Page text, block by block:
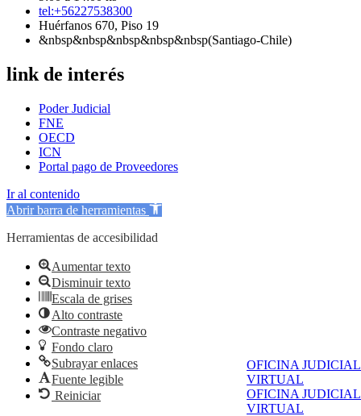
OFICINA JUDICIAL
VIRTUAL
OFICINA JUDICIAL
VIRTUAL
tel:+56227538300
Huérfanos 670, Piso 19
&nbsp&nbsp&nbsp&nbsp&nbsp(Santiago-Chile)
link de interés
Poder Judicial
FNE
OECD
ICN
Portal pago de Proveedores
Ir al contenido
Abrir barra de herramientas
Herramientas de accesibilidad
Aumentar texto
Disminuir texto
Escala de grises
Alto contraste
Contraste negativo
Fondo claro
Subrayar enlaces
Fuente legible
Reiniciar